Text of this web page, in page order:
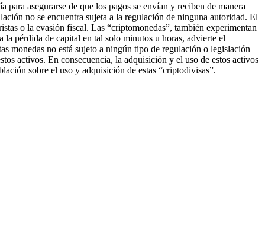
asegurarse de que los pagos se envían y reciben de manera
no se encuentra sujeta a la regulación de ninguna autoridad. El
o la evasión fiscal. Las “criptomonedas”, también experimentan
pérdida de capital en tal solo minutos u horas, advierte el
monedas no está sujeto a ningún tipo de regulación o legislación
activos. En consecuencia, la adquisición y el uso de estos activos
sobre el uso y adquisición de estas “criptodivisas”.